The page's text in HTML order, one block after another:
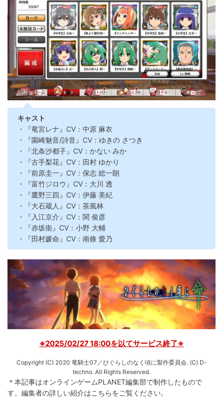
キャスト
・『竜宮レナ』CV：中原 麻衣
・『園崎魅音/詩音』CV：ゆきの さつき
・『北条沙都子』CV：かない みか
・『古手梨花』CV：田村 ゆかり
・『前原圭一』CV：保志 総一朗
・『富竹ジロウ』CV：大川 透
・『鷹野三四』CV：伊藤 美紀
・『大石蔵人』CV：茶風林
・『入江京介』CV：関 俊彦
・『赤坂衛』CV：小野 大輔
・『田村媛命』CV：南條 愛乃
※2025/02/27 18:00を以てサービス終了※
Copyright (C) 2020 竜騎士07／ひぐらしのなく頃に製作委員会. (C) D-
techno. All Rights Reserved.
＊本記事はオンラインゲームPLANET編集部で制作したもので
す。 編集者の詳しい紹介はこちらをご覧ください。